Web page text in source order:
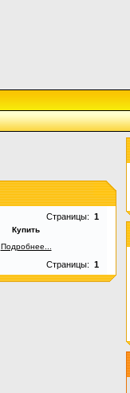
Страницы: 1
Купить
Подробнее...
Страницы: 1